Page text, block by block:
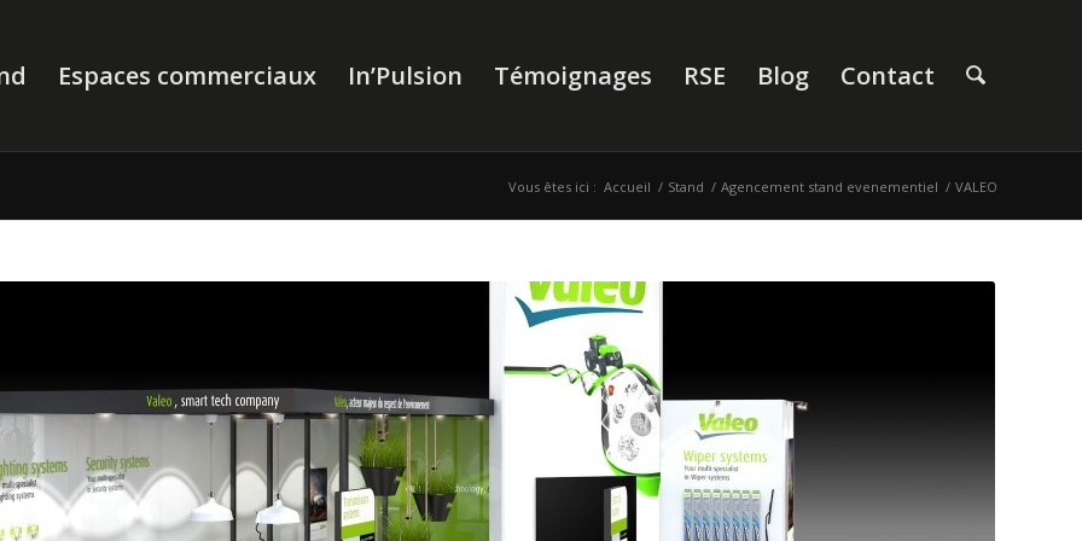
Espaces commerciaux In’Pulsion Témoignages RSE Blog Contact
Vous êtes ici : Accueil / Stand / Agencement stand evenementiel / VALEO